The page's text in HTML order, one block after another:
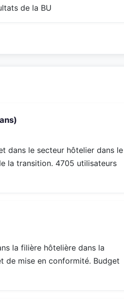
de la BU
dans le secteur hôtelier dans le
la transition. 4705 utilisateurs
la filière hôtelière dans la
de mise en conformité. Budget